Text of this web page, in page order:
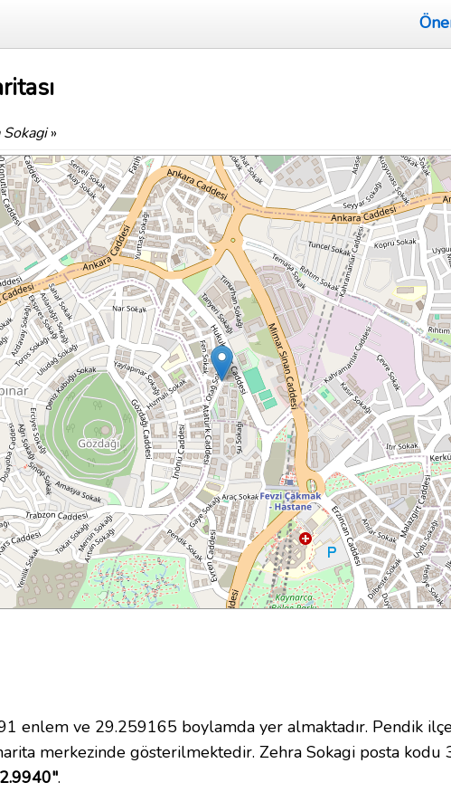
Sokagi»
enlem ve 29.259165 boylamda yer almaktadır. Pendik
merkezinde gösterilmektedir. Zehra Sokagi posta kodu
.